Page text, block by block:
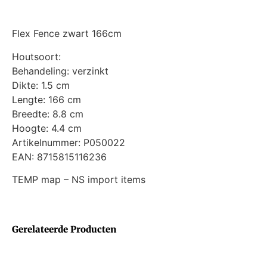
Gerelateerde Producten
Flex Fence zwart 166cm
Houtsoort:
Behandeling: verzinkt
Dikte: 1.5 cm
Lengte: 166 cm
Breedte: 8.8 cm
Hoogte: 4.4 cm
Artikelnummer: P050022
EAN: 8715815116236
TEMP map – NS import items